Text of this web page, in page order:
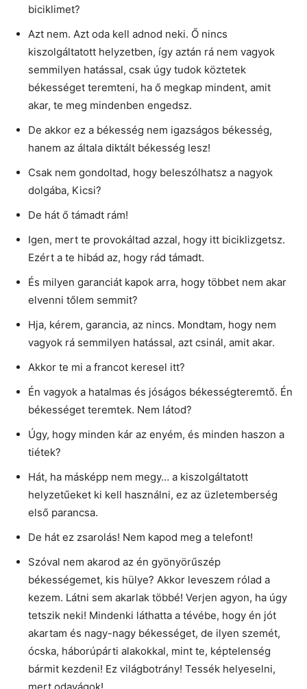
biciklimet?
Azt nem. Azt oda kell adnod neki. Ő nincs
kiszolgáltatott helyzetben, így aztán rá nem vagyok
semmilyen hatással, csak úgy tudok köztetek
békességet teremteni, ha ő megkap mindent, amit
akar, te meg mindenben engedsz.
De akkor ez a békesség nem igazságos békesség,
hanem az általa diktált békesség lesz!
Csak nem gondoltad, hogy beleszólhatsz a nagyok
dolgába, Kicsi?
De hát ő támadt rám!
Igen, mert te provokáltad azzal, hogy itt biciklizgetsz.
Ezért a te hibád az, hogy rád támadt.
És milyen garanciát kapok arra, hogy többet nem akar
elvenni tőlem semmit?
Hja, kérem, garancia, az nincs. Mondtam, hogy nem
vagyok rá semmilyen hatással, azt csinál, amit akar.
Akkor te mi a francot keresel itt?
Én vagyok a hatalmas és jóságos békességteremtő. Én
békességet teremtek. Nem látod?
Úgy, hogy minden kár az enyém, és minden haszon a
tiétek?
Hát, ha másképp nem megy… a kiszolgáltatott
helyzetűeket ki kell használni, ez az üzletemberség
első parancsa.
De hát ez zsarolás! Nem kapod meg a telefont!
Szóval nem akarod az én gyönyörűszép
békességemet, kis hülye? Akkor leveszem rólad a
kezem. Látni sem akarlak többé! Verjen agyon, ha úgy
tetszik neki! Mindenki láthatta a tévébe, hogy én jót
akartam és nagy-nagy békességet, de ilyen szemét,
ócska, háborúpárti alakokkal, mint te, képtelenség
bármit kezdeni! Ez világbotrány! Tessék helyeselni,